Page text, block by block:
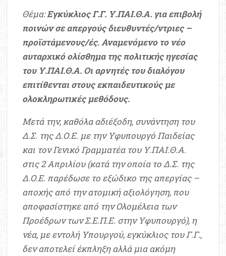
Θέμα:Εγκύκλιος Γ.Γ. Υ.ΠΑΙ.Θ.Α. για επιβολή
ποινών σε απεργούς διευθυντές/ντριες –
προϊστάμενους/ές. Αναμενόμενο το νέο
αυταρχικό ολίσθημα της πολιτικής ηγεσίας
του Υ.ΠΑΙ.Θ.Α. Οι αρνητές του διαλόγου
επιτίθενται στους εκπαιδευτικούς με
ολοκληρωτικές μεθόδους.
Μετά την, καθόλα αδιέξοδη, συνάντηση του
Δ.Σ. της Δ.Ο.Ε. με την Υφυπουργό Παιδείας
και τον Γενικό Γραμματέα του Υ.ΠΑΙ.Θ.Α.
στις 2 Απριλίου (κατά την οποία το Δ.Σ. της
Δ.Ο.Ε. παρέδωσε το εξώδικο της απεργίας –
αποχής από την ατομική αξιολόγηση, που
αποφασίστηκε από την Ολομέλεια των
Προέδρων των Σ.Ε.Π.Ε. στην Υφυπουργό), η
νέα, με εντολή Υπουργού, εγκύκλιος του Γ.Γ.,
δεν αποτελεί έκπληξη αλλά μια ακόμη